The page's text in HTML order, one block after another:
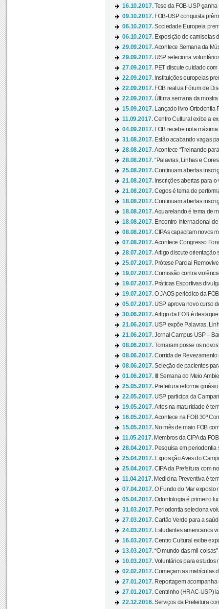
16.10.2017.Tese da FOB-USP
09.10.2017. FOB-USP conquista
06.10.2017.Sociedade Europeia
06.10.2017. Exposição de camisetas
29.09.2017.Acontece Semana da
29.09.2017. USP seleciona
27.09.2017. PET discute cuidado
22.09.2017. Instituições europeias
22.09.2017. FOB realiza Fórum de
22.09.2017. Última semana da mostra
15.09.2017.
Lançado livro Ortodontia
11.09.2017.Centro Cultural exibe a
04.09.2017. FOB recebe nota
31.08.2017. Estão acabando vagas
28.08.2017.Acontece “Treinando
28.08.2017.“Palavras, Linhas e
25.08.2017.Continuam abertas
21.08.2017. Inscrições abertas para
21.08.2017.Cegos é tema de
18.08.2017.Continuam abertas
18.08.2017.Aquarelando é tema de
18.08.2017. Encontro Internacional
08.08.2017.CIPAs capacitam novos
07.08.2017.Acontece Congresso
28.07.2017.Artigo discute orientação
25.07.2017. Prótese Parcial
19.07.2017.Comissão contra
19.07.2017. Práticas Esportivas
19.07.2017.O JAOS periódico da
05.07.2017. USP aprova novo curso
30.06.2017.Artigo da FOB é
21.06.2017. USP expõe Palavras,
21.06.2017.Jornal Campus USP –
08.06.2017.Tomaram posse os
08.06.2017.Corrida de Revezamento
08.06.2017.Seleção de pacientes
01.06.2017.
III Semana do Meio
25.05.2017. Prefeitura reforma
22.05.2017. USP participa da
19.05.2017.Artes na maturidade é
16.05.2017.Acontece na FOB 30º
15.05.2017. No mês de maio FOB
11.05.2017. Membros da CIPA da
28.04.2017. Pesquisa em periodontia
25.04.2017. Exposição Aves do
25.04.2017.CIPA da Prefeitura com
11.04.2017. Medicina Preventiva é
07.04.2017.O Fundo do Mar exposto
05.04.2017.Odontologia é primeiro
31.03.2017. Periodontia seleciona
27.03.2017.Cartão Verde para a
24.03.2017. Estudantes americanos
16.03.2017.Centro Cultural exibe
13.03.2017.“O mundo das mil-
10.03.2017.Voluntários para estudos
02.02.2017.Começam as matrículas
27.01.2017. Reportagem
27.01.2017.Centrinho (HRAC-USP)
22.12.2016.Serviços da Prefeitura